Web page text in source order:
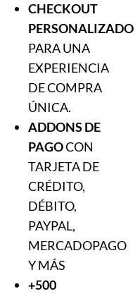
CHECKOUT
PERSONALIZADO
PARA UNA
EXPERIENCIA
DE COMPRA
ÚNICA.
ADDONS DE
PAGOCON
TARJETA DE
CRÉDITO,
DÉBITO,
PAYPAL,
MERCADOPAGO
Y MÁS
+500